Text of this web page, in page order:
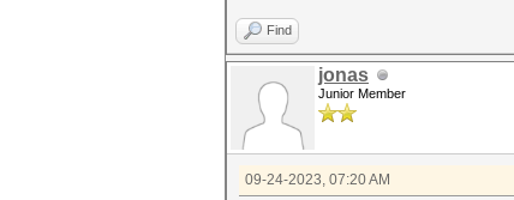
Find
jonas
Junior Member
09-24-2023, 07:20 AM